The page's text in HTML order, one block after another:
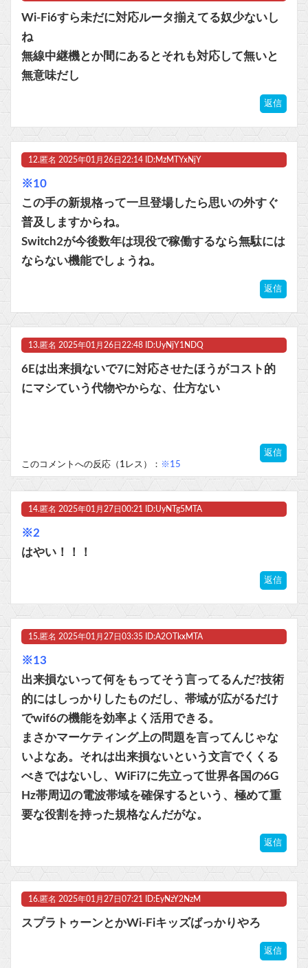
Wi-Fi6すら未だに対応ルータ揃えてる奴少ないし
ね
無線中継機とか間にあるとそれも対応して無いと
無意味だし
返信
12. 匿名 2025年01月26日22:14 ID:MzMTYxNjY
※10
この手の新規格って一旦登場したら思いの外すぐ
普及しますからね。
Switch2が今後数年は現役で稼働するなら無駄には
ならない機能でしょうね。
返信
13. 匿名 2025年01月26日22:48 ID:UyNjY1NDQ
6Eは出来損ないで7に対応させたほうがコスト的
にマシていう代物やからな、仕方ない
返信
このコメントへの反応（1レス）： ※15
14. 匿名 2025年01月27日00:21 ID:UyNTg5MTA
※2
はやい！！！
返信
15. 匿名 2025年01月27日03:35 ID:A2OTkxMTA
※13
出来損ないって何をもってそう言ってるんだ?技術
的にはしっかりしたものだし、帯域が広がるだけ
でwif6の機能を効率よく活用できる。
まさかマーケティング上の問題を言ってんじゃな
いよなあ。それは出来損ないという文言でくくる
べきではないし、WiFi7に先立って世界各国の6G
Hz帯周辺の電波帯域を確保するという、極めて重
要な役割を持った規格なんだがな。
返信
16. 匿名 2025年01月27日07:21 ID:EyNzY2NzM
スプラトゥーンとかWi-Fiキッズばっかりやろ
返信